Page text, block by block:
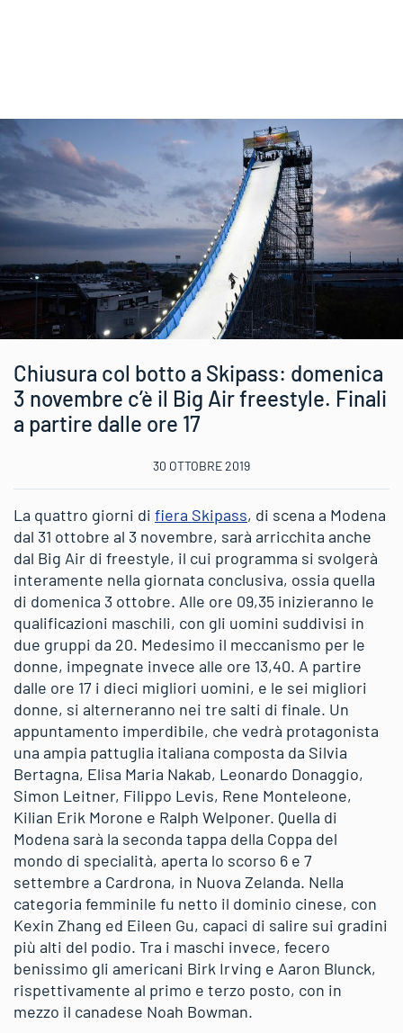
Chiusura col botto a Skipass: domenica
3 novembre c’è il Big Air freestyle. Finali
a partire dalle ore 17
30 OTTOBRE 2019
La quattro giorni di fiera Skipass, di scena a Modena
dal 31 ottobre al 3 novembre, sarà arricchita anche
dal Big Air di freestyle, il cui programma si svolgerà
interamente nella giornata conclusiva, ossia quella
di domenica 3 ottobre. Alle ore 09,35 inizieranno le
qualificazioni maschili, con gli uomini suddivisi in
due gruppi da 20. Medesimo il meccanismo per le
donne, impegnate invece alle ore 13,40. A partire
dalle ore 17 i dieci migliori uomini, e le sei migliori
donne, si alterneranno nei tre salti di finale. Un
appuntamento imperdibile, che vedrà protagonista
una ampia pattuglia italiana composta da Silvia
Bertagna, Elisa Maria Nakab, Leonardo Donaggio,
Simon Leitner, Filippo Levis, Rene Monteleone,
Kilian Erik Morone e Ralph Welponer. Quella di
Modena sarà la seconda tappa della Coppa del
mondo di specialità, aperta lo scorso 6 e 7
settembre a Cardrona, in Nuova Zelanda. Nella
categoria femminile fu netto il dominio cinese, con
Kexin Zhang ed Eileen Gu, capaci di salire sui gradini
più alti del podio. Tra i maschi invece, fecero
benissimo gli americani Birk Irving e Aaron Blunck,
rispettivamente al primo e terzo posto, con in
mezzo il canadese Noah Bowman.